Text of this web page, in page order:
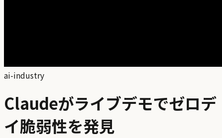
ai-industry
Claudeがライブデモでゼロデ
イ脆弱性を発見